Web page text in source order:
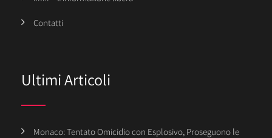
Contatti
Ultimi Articoli
Monaco: Tentato Omicidio con Esplosivo, Proseguono le